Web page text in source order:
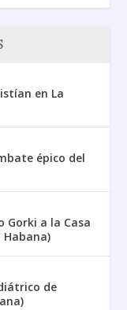
en La
épico del
Gorki a la Casa
Habana)
de